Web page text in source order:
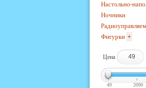
Настольно-
Ночники
Фигурки +
Цена
49 2090